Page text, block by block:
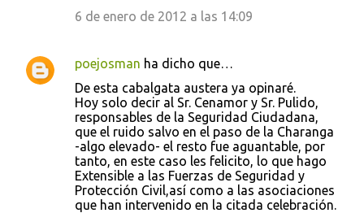
6 de enero de 2012 a las 14:09
poejosman ha dicho que…
De esta cabalgata austera ya opinaré.
Hoy solo decir al Sr. Cenamor y Sr. Pulido,
responsables de la Seguridad Ciudadana,
que el ruido salvo en el paso de la Charanga
-algo elevado- el resto fue aguantable, por
tanto, en este caso les felicito, lo que hago
Extensible a las Fuerzas de Seguridad y
Protección Civil,así como a las asociaciones
que han intervenido en la citada celebración.